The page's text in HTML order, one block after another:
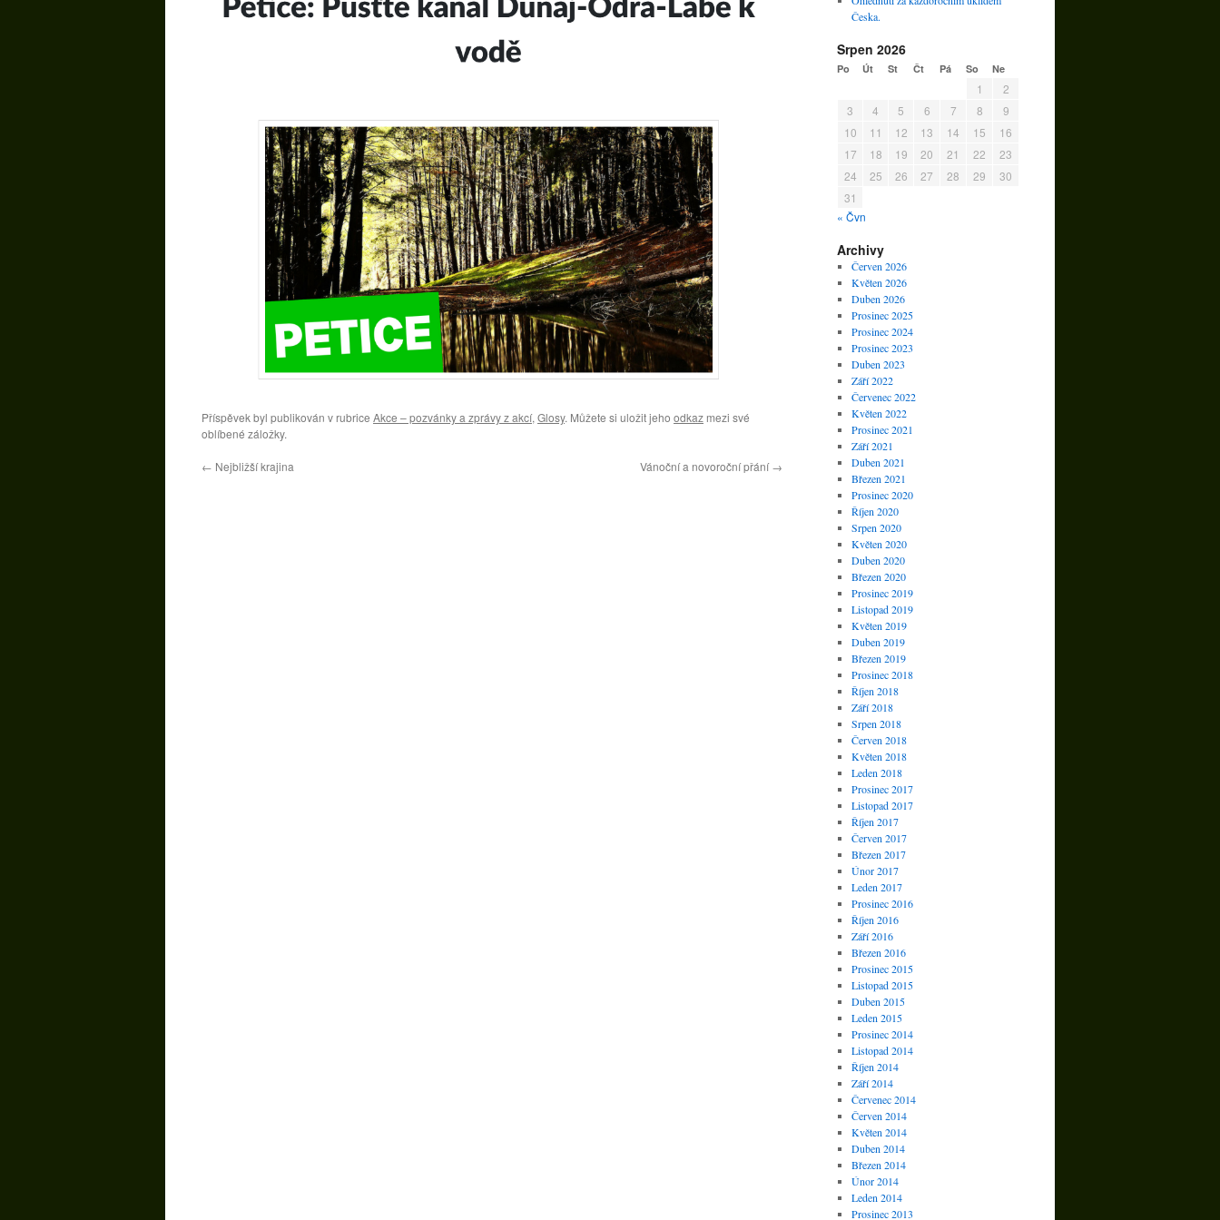
Příspěvek byl publikován v rubrice Akce – pozvánky a zprávy z akcí, Glosy. Můžete si uložit jeho odkaz mezi své
oblíbené záložky.
← Nejbližší krajina Vánoční a novoroční přání→
Česka.
Srpen 2026
Po Út St Čt Pá So Ne
1
2
3
4 5 6 7 8
9
10
11 12 13 14 15
16
17
18 19 20 21 22
23
24
25 26 27 28 29
30
31
« Čvn
Archivy
Červen 2026
Květen 2026
Duben 2026
Prosinec 2025
Prosinec 2024
Prosinec 2023
Duben 2023
Září 2022
Červenec 2022
Květen 2022
Prosinec 2021
Září 2021
Duben 2021
Březen 2021
Prosinec 2020
Říjen 2020
Srpen 2020
Květen 2020
Duben 2020
Březen 2020
Prosinec 2019
Listopad 2019
Květen 2019
Duben 2019
Březen 2019
Prosinec 2018
Říjen 2018
Září 2018
Srpen 2018
Červen 2018
Květen 2018
Leden 2018
Prosinec 2017
Listopad 2017
Říjen 2017
Červen 2017
Březen 2017
Únor 2017
Leden 2017
Prosinec 2016
Říjen 2016
Září 2016
Březen 2016
Prosinec 2015
Listopad 2015
Duben 2015
Leden 2015
Prosinec 2014
Listopad 2014
Říjen 2014
Září 2014
Červenec 2014
Červen 2014
Květen 2014
Duben 2014
Březen 2014
Únor 2014
Leden 2014
Prosinec 2013